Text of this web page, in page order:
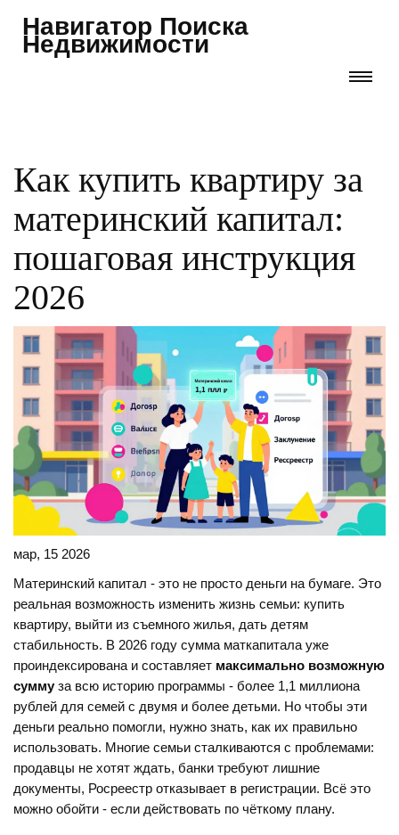
Навигатор Поиска
Недвижимости
Как купить квартиру за
материнский капитал:
пошаговая инструкция
2026
мар, 15 2026
Материнский капитал - это не просто деньги на бумаге. Это
реальная возможность изменить жизнь семьи: купить
квартиру, выйти из съемного жилья, дать детям
стабильность. В 2026 году сумма маткапитала уже
проиндексирована и составляет максимально возможную
сумму за всю историю программы - более 1,1 миллиона
рублей для семей с двумя и более детьми. Но чтобы эти
деньги реально помогли, нужно знать, как их правильно
использовать. Многие семьи сталкиваются с проблемами:
продавцы не хотят ждать, банки требуют лишние
документы, Росреестр отказывает в регистрации. Всё это
можно обойти - если действовать по чёткому плану.